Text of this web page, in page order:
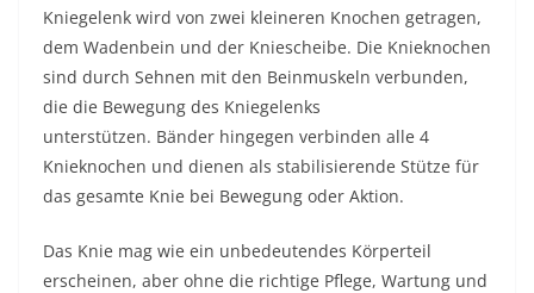
Kniegelenk wird von zwei kleineren Knochen getragen,
dem Wadenbein und der Kniescheibe. Die Knieknochen
sind durch Sehnen mit den Beinmuskeln verbunden,
die die Bewegung des Kniegelenks
unterstützen. Bänder hingegen verbinden alle 4
Knieknochen und dienen als stabilisierende Stütze für
das gesamte Knie bei Bewegung oder Aktion.
Das Knie mag wie ein unbedeutendes Körperteil
erscheinen, aber ohne die richtige Pflege, Wartung und